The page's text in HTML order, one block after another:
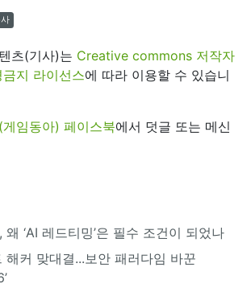
츠(기사)는 Creative commons 저작자
지 라이선스에 따라 이용할 수 있습니
게임동아) 페이스북에서 덧글 또는 메신
‘AI 레드티밍’은 필수 조건이 되었나
해커 맞대결...보안 패러다임 바꾼